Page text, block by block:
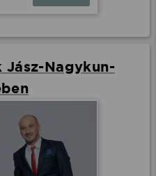
Jász-Nagykun-